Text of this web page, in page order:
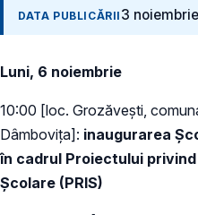
DATA PUBLICĂRII 3
Luni, 6 noiembrie
10:00 [loc. Grozăvești,
Dâmbovița]: inaugurarea
în cadrul Proiectului
Școlare (PRIS)